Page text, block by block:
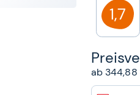
Sternen1,7
ab